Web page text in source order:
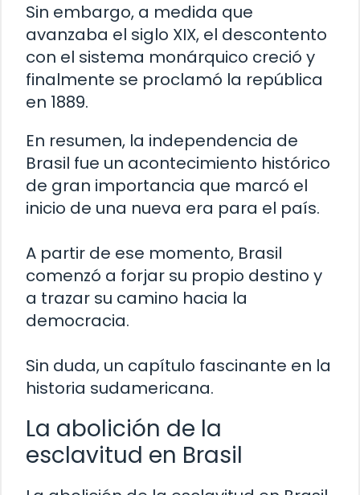
Sin embargo, a medida que
avanzaba el siglo XIX, el descontento
con el sistema monárquico creció y
finalmente se proclamó la república
en 1889.
En resumen, la independencia de
Brasil fue un acontecimiento histórico
de gran importancia que marcó el
inicio de una nueva era para el país.
A partir de ese momento, Brasil
comenzó a forjar su propio destino y
a trazar su camino hacia la
democracia.
Sin duda, un capítulo fascinante en la
historia sudamericana.
La abolición de la
esclavitud en Brasil